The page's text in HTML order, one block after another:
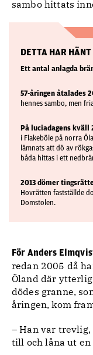
sambo hittats
DETTA HAR HÄNT
Ett antal anlagda
57-åringen åtalades
hennes sambo, men
På luciadagens kväll
i Flakeböle på norra
lämnats att dö av
båda hittas i ett
2013 dömer
Hovrätten fastställde
Domstolen.
För Anders
redan 2005 då
Öland där
dödes granne,
åringen, kom
– Han var
till och låna ut